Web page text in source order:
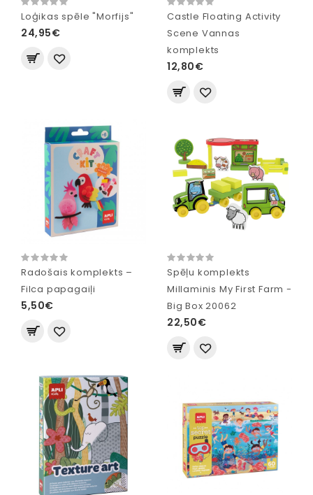
Loģikas spēle "Morfijs"
24,95€
Castle Floating Activity
Scene Vannas
komplekts
12,80€
Radošais komplekts –
Filca papagaiļi
5,50€
Spēļu komplekts
Millaminis My First Farm -
Big Box 20062
22,50€